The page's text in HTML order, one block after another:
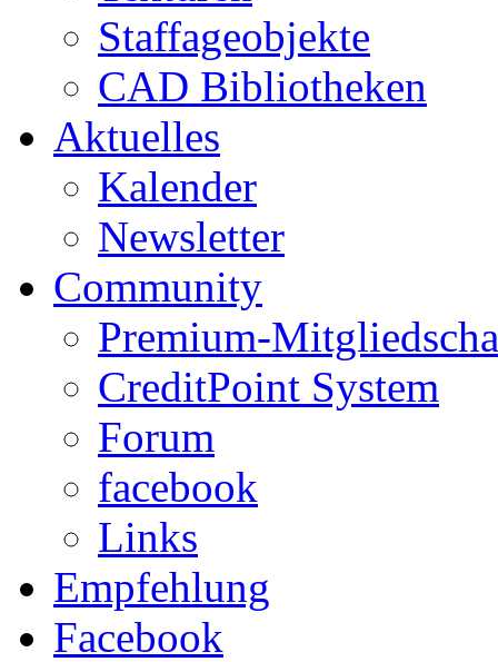
Staffageobjekte
CAD Bibliotheken
Aktuelles
Kalender
Newsletter
Community
Premium-
CreditPoint System
Forum
facebook
Links
Empfehlung
Facebook